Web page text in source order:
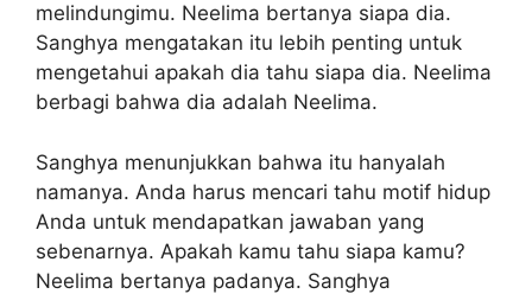
melindungimu. Neelima bertanya siapa dia.
Sanghya mengatakan itu lebih penting untuk
mengetahui apakah dia tahu siapa dia. Neelima
berbagi bahwa dia adalah Neelima.
Sanghya menunjukkan bahwa itu hanyalah
namanya. Anda harus mencari tahu motif hidup
Anda untuk mendapatkan jawaban yang
sebenarnya. Apakah kamu tahu siapa kamu?
Neelima bertanya padanya. Sanghya